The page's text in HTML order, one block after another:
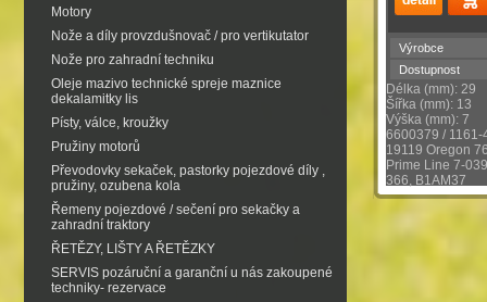
Motory
Nože a díly provzdušnovač / pro vertikutator
Nože pro zahradní techniku
Oleje mazivo technické spreje maznice
dekalamitky lis
Písty, válce, kroužky
Pružiny motorů
Převodovky sekaček, pastorky pojezdové díly ,
pružiny, ozubena kola
Řemeny pojezdové / sečení pro sekačky a
zahradní traktory
ŘETĚZY, LIŠTY A ŘETĚZKY
SERVIS pozáruční a garanční u nás zakoupené
techniky- rezervace
Výrobce
Dostupnost
Délka (mm): 29
Šířka (mm): 13
Výška (mm): 7
6600379 /
19119 Oregon
Prime Line 7-
366, B1AM37